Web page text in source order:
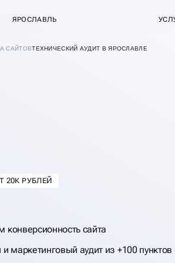
ЯРОСЛАВЛЬ
САЙТОВТЕХНИЧЕСКИЙ АУДИТ В ЯРОСЛАВЛЕ
20К РУБЛЕЙ
конверсионность сайта
и маркетинговый аудит из +100 пунктов